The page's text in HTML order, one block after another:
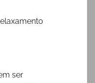
ser